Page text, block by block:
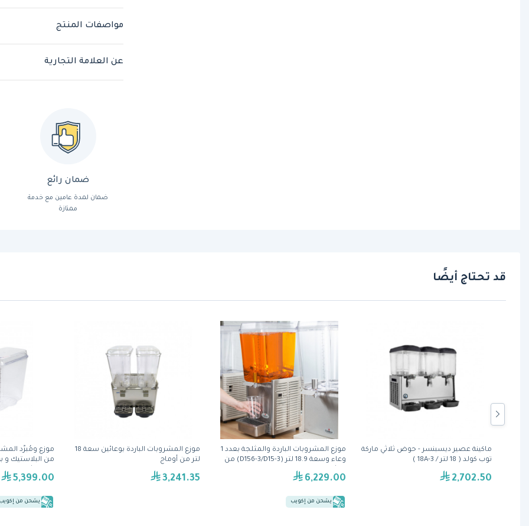
مواصفات المنتج
عن العلامة التجارية
ضمان رائع
ضمان لمدة عامين مع خدمة
ممتازة
قد تحتاج أيضًا
5,399.00
يشحن من إكويب
موزع المشروبات الباردة بوعائين سعة 18
لتر من أوماج
3,241.35
موزع المشروبات الباردة والمثلجة بعدد 1
وعاء وسعة 18.9 لتر (D156-3/D15-3) من
6,229.00
يشحن من إكويب
ماكينة عصير ديسبنسر - حوض ثلاثي ماركة
توب كولد ( 18 لتر / 18A-3 )
2,702.50